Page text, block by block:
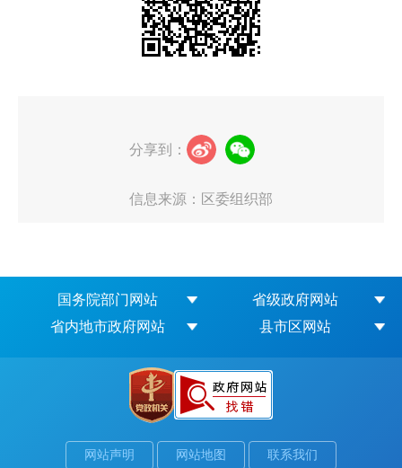
分享到：
信息来源：区委组织部
国务院部门网站
省级政府网站
省内地市政府网站
县市区网站
网站声明 网站地图 联系我们